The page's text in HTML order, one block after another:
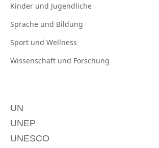
Kinder und Jugendliche
Sprache und Bildung
Sport und Wellness
Wissenschaft und Forschung
UN
UNEP
UNESCO